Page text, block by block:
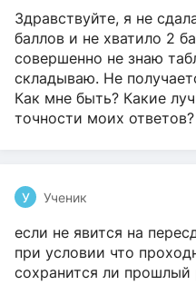
Здравствуйте, я не
баллов и не хватило 2
совершенно не знаю
складываю. Не
Как мне быть? Какие
точности моих ответов?
У Ученик
если не явится на
при условии что
сохранится ли прошлый